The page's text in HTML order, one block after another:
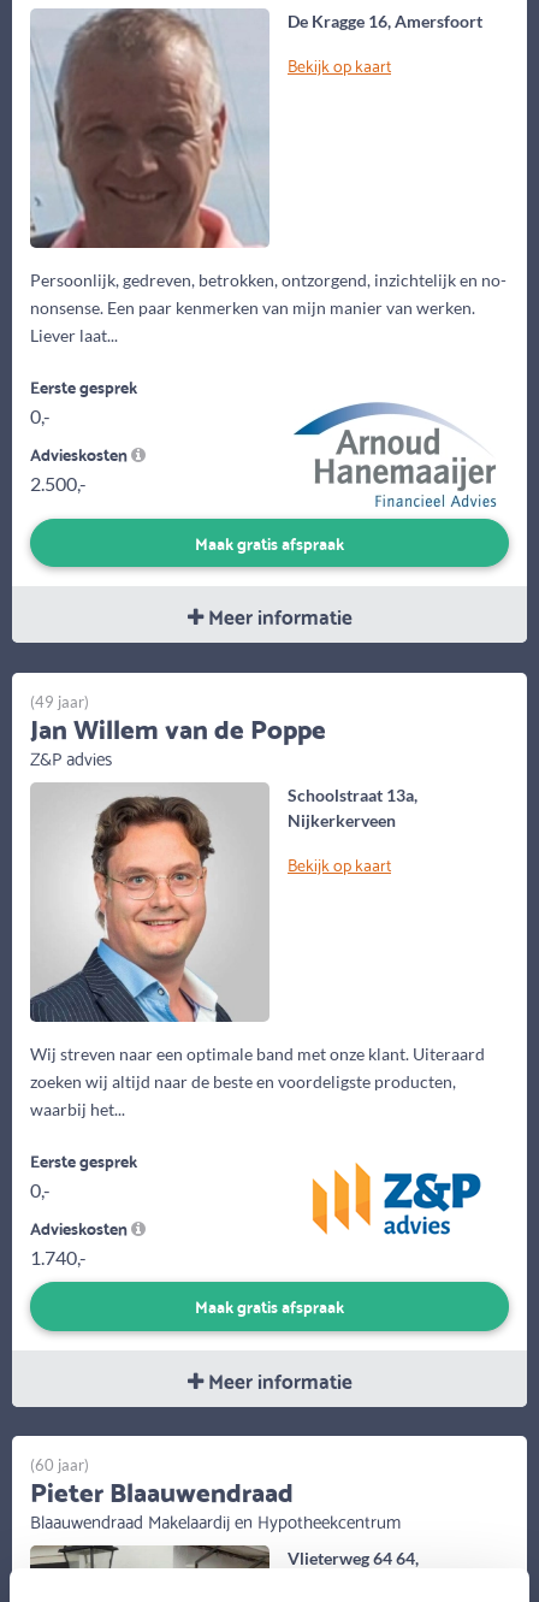
De Kragge 16, Amersfoort
Bekijk op kaart
Persoonlijk, gedreven, betrokken, ontzorgend, inzichtelijk en no-
nonsense. Een paar kenmerken van mijn manier van werken.
Liever laat...
Eerste gesprek
0,-
Advieskosten
2.500,-
Maak gratis afspraak
Meer informatie
Schoolstraat 13a,
Nijkerkerveen
Bekijk op kaart
Wij streven naar een optimale band met onze klant. Uiteraard
zoeken wij altijd naar de beste en voordeligste producten,
waarbij het...
(49 jaar)
Jan Willem van de Poppe
Z&P advies
Eerste gesprek
0,-
Advieskosten
1.740,-
Maak gratis afspraak
Meer informatie
Vlieterweg 64 64,
(60 jaar)
Pieter Blaauwendraad
Blaauwendraad Makelaardij en Hypotheekcentrum